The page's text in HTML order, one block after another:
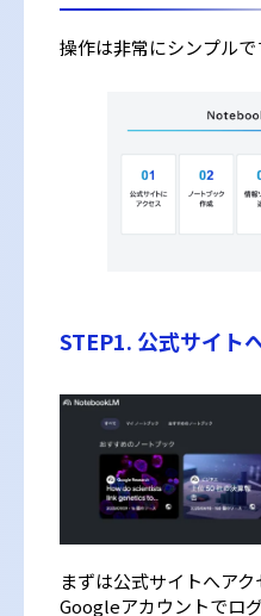
操作は非常にシンプルで
STEP1. 公式サイト
まずは公式サイトへアク
Googleアカウントでロ